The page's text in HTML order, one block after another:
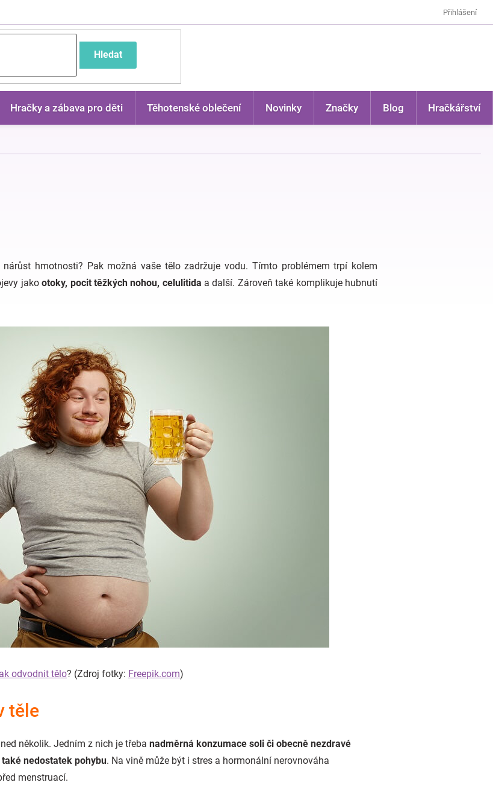
Přihlášení
Hledat
Hračky a zábava pro děti Těhotenské oblečení Novinky Značky Blog Hračkářství
hmotnosti? Pak možná vaše tělo zadržuje vodu. Tímto problémem trpí kolem
jakootoky, pocit těžkých nohou, celulitida a další. Zároveň také komplikuje hubnutí
odvodnit tělo? (Zdroj fotky: Freepik.com)
těle
několik. Jedním z nich je třeba nadměrná konzumace soli či obecně nezdravé
nedostatek pohybu. Na vině může být i stres a hormonální nerovnováha
menstruací.